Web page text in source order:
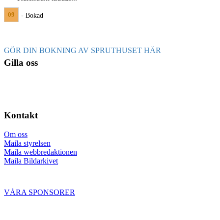
09 - Bokad
GÖR DIN BOKNING AV SPRUTHUSET HÄR
Gilla oss
Kontakt
Om oss
Maila styrelsen
Maila webbredaktionen
Maila Bildarkivet
VÅRA SPONSORER